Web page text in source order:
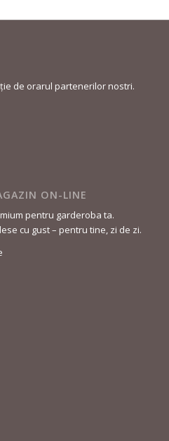
de orarul partenerilor nostri.
ON-LINE
pentru garderoba ta.
cu gust – pentru tine, zi de zi.